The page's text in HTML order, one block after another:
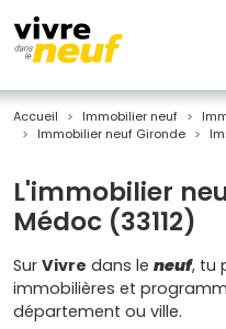
Accueil Immobilier neuf
Immobilier neuf Gironde
L'immobilier
Médoc (33112)
Sur Vivre dans le neuf, tu
immobilières et
département ou ville.